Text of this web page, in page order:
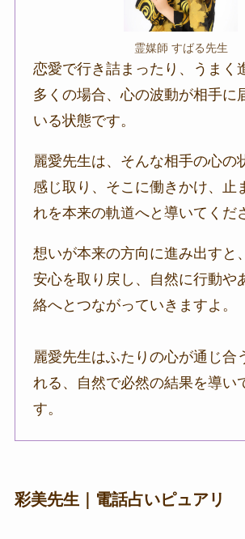
霊媒師 すばる先生
恋愛で行き詰まったり、うまく
多くの場合、心の波動が相手に
いる状態です。
麗愛先生は、そんな相手の心の
感じ取り、そこに働きかけ、止
れを本来の軌道へと導いてくだ
想いが本来の方向に進み出すと
安心を取り戻し、自然に行動や
絡へとつながっていきますよ。
麗愛先生はふたりの心が通じ合
れる、自然で必然の結果を導い
す。
彩美先生｜電話占いピュアリ